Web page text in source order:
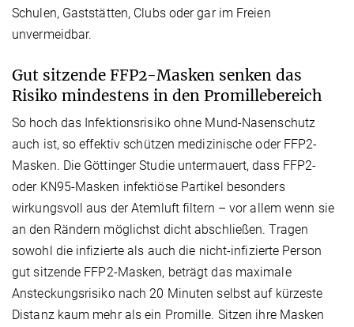
Schulen, Gaststätten, Clubs oder gar im Freien
unvermeidbar.
Gut sitzende FFP2-Masken senken das
Risiko mindestens in den Promillebereich
So hoch das Infektionsrisiko ohne Mund-Nasenschutz
auch ist, so effektiv schützen medizinische oder FFP2-
Masken. Die Göttinger Studie untermauert, dass FFP2-
oder KN95-Masken infektiöse Partikel besonders
wirkungsvoll aus der Atemluft filtern – vor allem wenn sie
an den Rändern möglichst dicht abschließen. Tragen
sowohl die infizierte als auch die nicht-infizierte Person
gut sitzende FFP2-Masken, beträgt das maximale
Ansteckungsrisiko nach 20 Minuten selbst auf kürzeste
Distanz kaum mehr als ein Promille. Sitzen ihre Masken